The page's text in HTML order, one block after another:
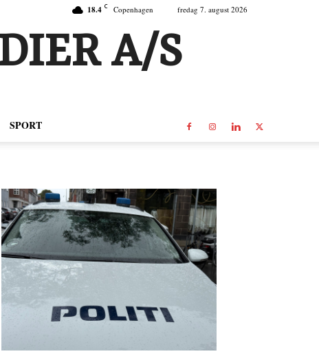
18.4 C Copenhagen fredag 7. august 2026
A/S
SPORT